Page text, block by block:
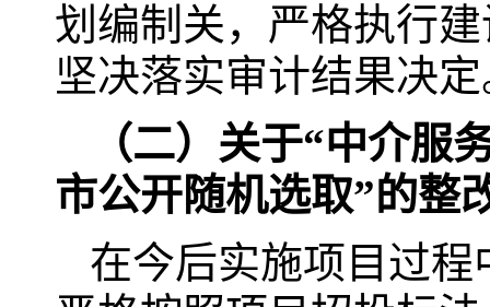
划编制关，严格执行
坚决落实审计结果决
（二）关于“中介服
市公开随机选取”的整
在今后实施项目过